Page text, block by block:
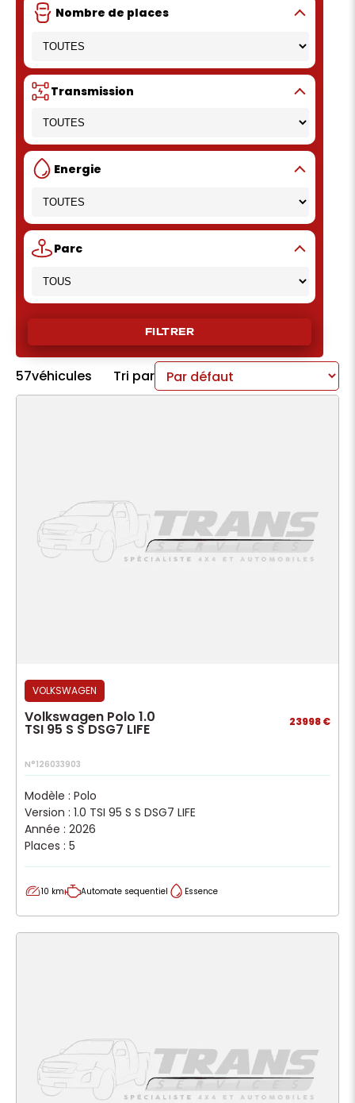
Nombre de places
Transmission
Energie
Parc
FILTRER
57véhicules Tri par
VOLKSWAGEN
Volkswagen Polo 1.0
TSI 95 S S DSG7 LIFE 23998 €
N°126033903
Modèle : Polo
Version : 1.0 TSI 95 S S DSG7 LIFE
Année : 2026
Places : 5
10 km Automate sequentiel Essence